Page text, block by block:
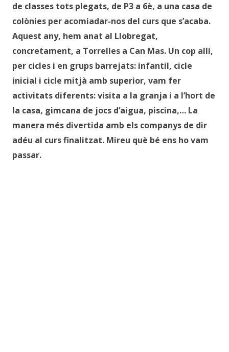
de classes tots plegats, de P3 a 6è, a una casa de
colònies per acomiadar-nos del curs que s’acaba.
Aquest any, hem anat al Llobregat,
concretament, a Torrelles a Can Mas. Un cop allí,
per cicles i en grups barrejats: infantil, cicle
inicial i cicle mitjà amb superior, vam fer
activitats diferents: visita a la granja i a l’hort de
la casa, gimcana de jocs d’aigua, piscina,… La
manera més divertida amb els companys de dir
adéu al curs finalitzat. Mireu què bé ens ho vam
passar.